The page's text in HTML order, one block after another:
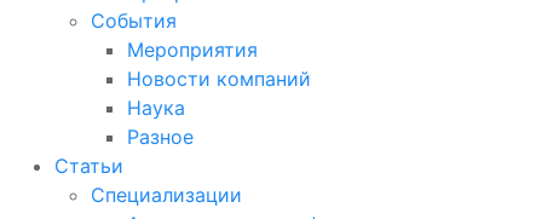
События
Мероприятия
Новости компаний
Наука
Разное
Статьи
Специализации